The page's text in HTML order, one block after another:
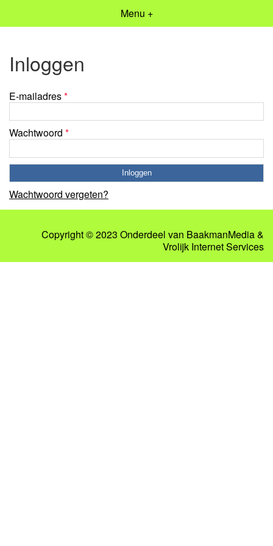
Menu +
Inloggen
E-mailadres*
Wachtwoord *
Wachtwoord vergeten?
Copyright © 2023 Onderdeel van BaakmanMedia&
Vrolijk Internet Services